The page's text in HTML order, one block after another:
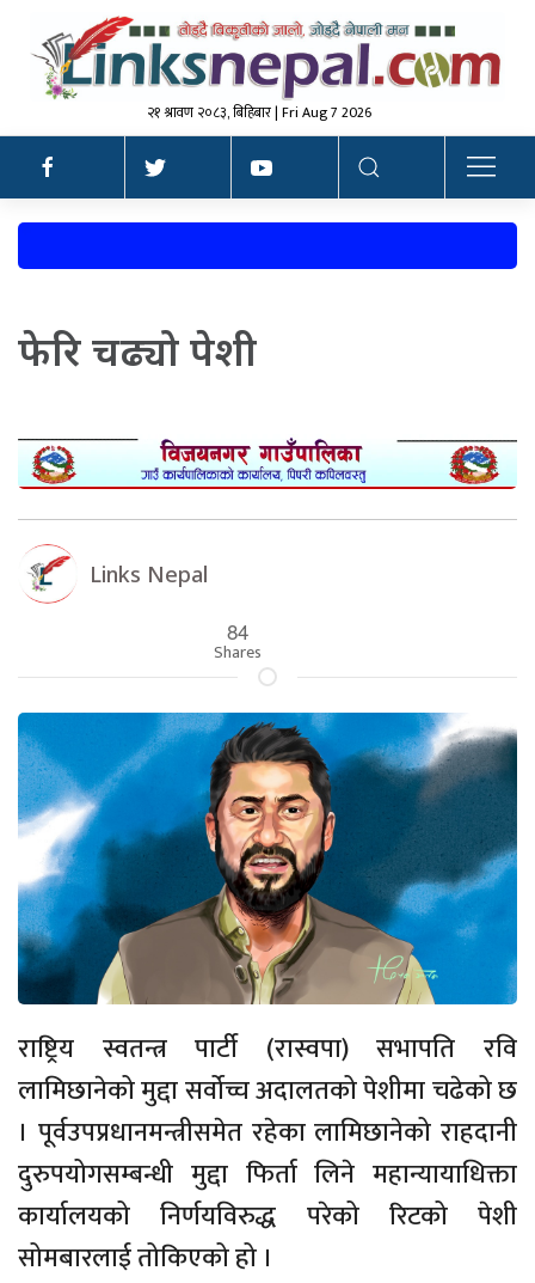
२१ श्रावण २०८३, बिहिबार | Fri Aug 7 2026
फेरि चढ्यो पेशी
Links Nepal
84
Shares
राष्ट्रिय स्वतन्त्र पार्टी (रास्वपा) सभापति रवि
लामिछानेको मुद्दा सर्वोच्च अदालतको पेशीमा चढेको छ
। पूर्वउपप्रधानमन्त्रीसमेत रहेका लामिछानेको राहदानी
दुरुपयोगसम्बन्धी मुद्दा फिर्ता लिने महान्यायाधिक्ता
कार्यालयको निर्णयविरुद्ध परेको रिटको पेशी
सोमबारलाई तोकिएको हो ।